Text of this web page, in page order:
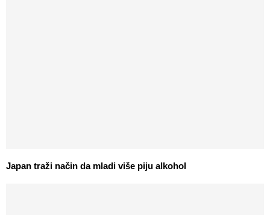
Japan traži način da mladi više piju alkohol